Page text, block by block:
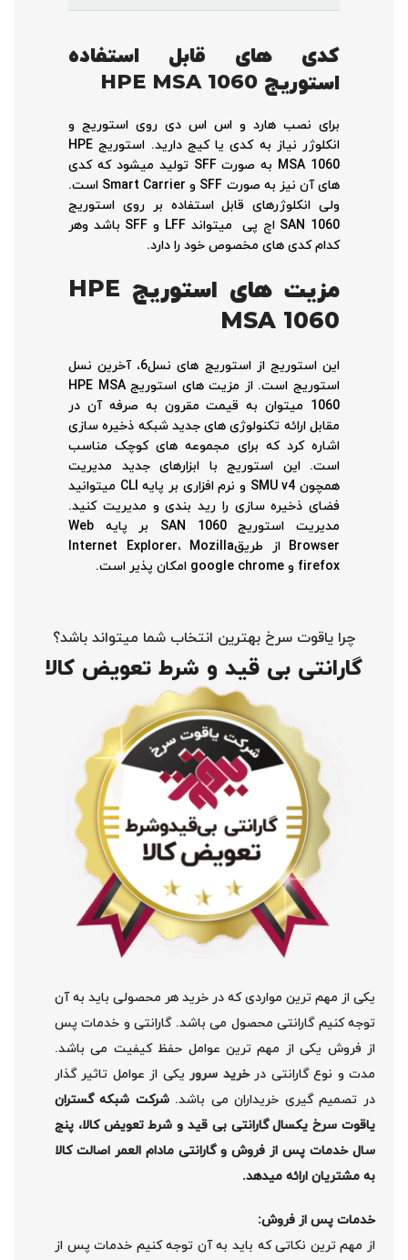
کدی های قابل استفاده
استوریج
برای نصب هارد و اس اس دی روی استوریج و
انکلوژر نیاز به کدی یا کیج دارید. استوریج HPE
MSA 1060 به صورت SFF تولید میشود که کدی
های آن نیز به صورت SFF و Smart Carrier است.
ولی انکلوژرهای قابل استفاده بر روی استوریج
SAN 1060 اچ پی میتواند LFF و SFF باشد وهر
کدام کدی های مخصوص خود را دارد.
مزیت های استوریج HPE
MSA 1060
این استوریج از استوریج های نسل6، آخرین نسل
استوریج است. از مزیت های استوریج HPE MSA
1060 میتوان به قیمت مقرون به صرفه آن در
مقابل ارائه تکنولوژی های جدید شبکه ذخیره سازی
اشاره کرد که برای مجموعه های کوچک مناسب
است. این استوریج با ابزارهای جدید مدیریت
همچون SMU v4 و نرم افزاری بر پایه CLI میتوانید
فضای ذخیره سازی را رید بندی و مدیریت کنید.
مدیریت استوریج SAN 1060 بر پایه Web
Browser از طریقInternet Explorer، Mozilla
firefox و google chrome امکان پذیر است.
چرا یاقوت سرخ بهترین انتخاب شما میتواند باشد؟
گارانتی بی قید و شرط تعویض کالا
یکی از مهم ترین مواردی که در خرید هر محصولی باید به آن
توجه کنیم گارانتی محصول می باشد. گارانتی و خدمات پس
از فروش یکی از مهم ترین عوامل حفظ کیفیت می باشد.
مدت و نوع گارانتی درخرید سرور یکی از عوامل تاثیر گذار
در تصمیم گیری خریداران می باشد. شرکت شبکه گستران
یاقوت سرخ یکسال گارانتی بی قید و شرط تعویض کالا، پنج
سال خدمات پس از فروش و گارانتی مادام العمر اصالت کالا
به مشتریان ارائه میدهد.
خدمات پس از فروش:
از مهم ترین نکاتی که باید به آن توجه کنیم خدمات پس از